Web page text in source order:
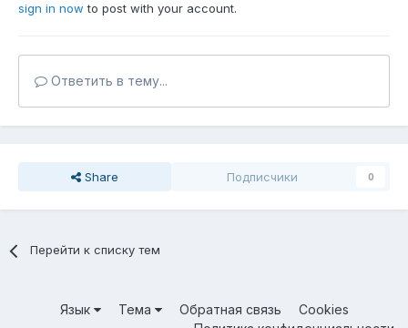
sign in now to post with your account.
Ответить в тему...
Share Подписчики 0
Перейти к списку тем
Язык Тема Обратная связь
Cookies